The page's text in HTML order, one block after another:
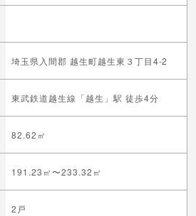
埼玉県入間郡 越生町越生東３丁目4-2
東武鉄道越生線「越生」駅 徒歩4分
82.62㎡
191.23㎡〜233.32㎡
2戸